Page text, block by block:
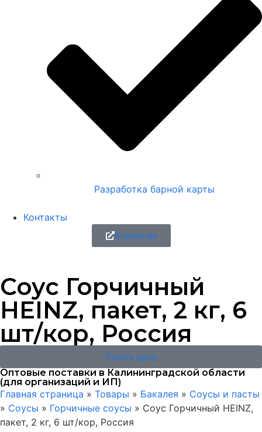
Разработка барной карты
Контакты
Клиентам
Соус Горчичный
HEINZ, пакет, 2 кг, 6
шт/кор, Россия
Узнать цену
Оптовые поставки в Калининградской области
(для организаций и ИП)
Главная страница » Товары » Бакалея » Соусы и пасты
» Соусы » Горчичные соусы » Соус Горчичный HEINZ,
пакет, 2 кг, 6 шт/кор, Россия